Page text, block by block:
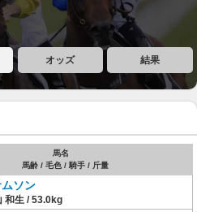
オッズ 結果
馬名
馬齢 / 毛色 / 騎手 / 斤量
ソン
和生 / 53.0kg